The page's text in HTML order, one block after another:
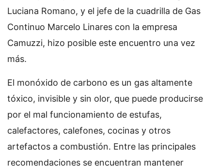
Luciana Romano, y el jefe de la cuadrilla de Gas
Continuo Marcelo Linares con la empresa
Camuzzi, hizo posible este encuentro una vez
más.
El monóxido de carbono es un gas altamente
tóxico, invisible y sin olor, que puede producirse
por el mal funcionamiento de estufas,
calefactores, calefones, cocinas y otros
artefactos a combustión. Entre las principales
recomendaciones se encuentran mantener